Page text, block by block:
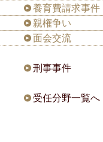
養育費請求事件
親権争い
面会交流
刑事事件
受任分野一覧へ